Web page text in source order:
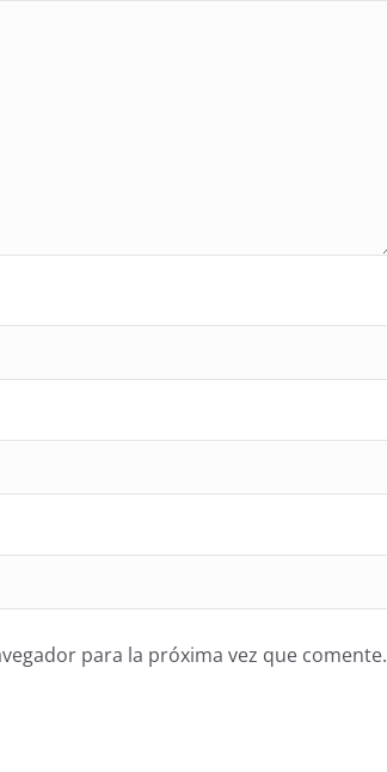
para la próxima vez que comente.